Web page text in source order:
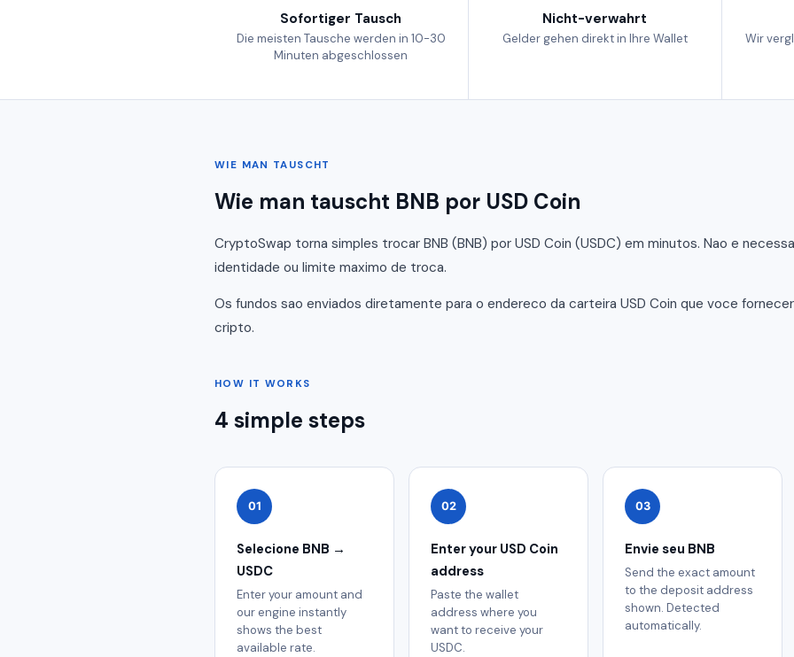
Sofortiger Tausch
Die meisten Tausche werden in 10-30
Minuten abgeschlossen
Nicht-verwahrt
Gelder gehen direkt in Ihre Wallet Wir
WIE MAN TAUSCHT
Wie man tauscht BNB por USD Coin
CryptoSwap torna simples trocar BNB (BNB) por USD Coin (USDC) em minutos. Nao e
identidade ou limite maximo de troca.
Os fundos sao enviados diretamente para o endereco da carteira USD Coin que voce
cripto.
HOW IT WORKS
4 simple steps
01
Selecione BNB →
USDC
Enter your amount and
our engine instantly
shows the best
available rate.
02
Enter your USD Coin
address
Paste the wallet
address where you
want to receive your
USDC.
03
Envie seu BNB
Send the exact amount
to the deposit address
shown. Detected
automatically.